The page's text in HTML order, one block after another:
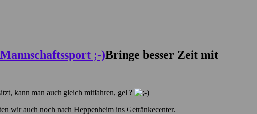
Bringe besser Zeit mit
kann man auch gleich mitfahren, gell?
wir auch noch nach Heppenheim ins Getränkecenter.